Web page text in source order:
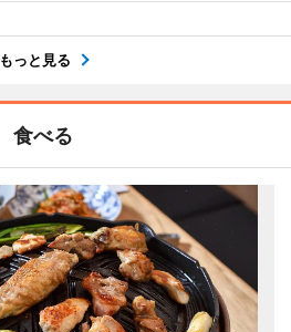
もっと見る
食べる